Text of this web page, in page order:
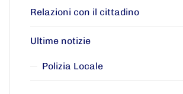
Relazioni con il cittadino
Ultime notizie
Polizia Locale